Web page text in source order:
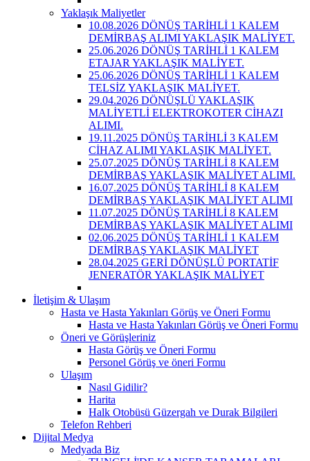
Yaklaşık Maliyetler
10.08.2026 DÖNÜŞ TARİHLİ 1 KALEM
DEMİRBAŞ ALIMI YAKLAŞIK MALİYET.
25.06.2026 DÖNÜŞ TARİHLİ 1 KALEM
ETAJAR YAKLAŞIK MALİYET.
25.06.2026 DÖNÜŞ TARİHLİ 1 KALEM
TELSİZ YAKLAŞIK MALİYET.
29.04.2026 DÖNÜŞLÜ YAKLAŞIK
MALİYETLİ ELEKTROKOTER CİHAZI
ALIMI.
19.11.2025 DÖNÜŞ TARİHLİ 3 KALEM
CİHAZ ALIMI YAKLAŞIK MALİYET.
25.07.2025 DÖNÜŞ TARİHLİ 8 KALEM
DEMİRBAŞ YAKLAŞIK MALİYET ALIMI.
16.07.2025 DÖNÜŞ TARİHLİ 8 KALEM
DEMİRBAŞ YAKLAŞIK MALİYET ALIMI
11.07.2025 DÖNÜŞ TARİHLİ 8 KALEM
DEMİRBAŞ YAKLAŞIK MALİYET ALIMI
02.06.2025 DÖNÜŞ TARİHLİ 1 KALEM
DEMİRBAŞ YAKLAŞIK MALİYET
28.04.2025 GERİ DÖNÜŞLÜ PORTATİF
JENERATÖR YAKLAŞIK MALİYET
İletişim & Ulaşım
Hasta ve Hasta Yakınları Görüş ve Öneri Formu
Hasta ve Hasta Yakınları Görüş ve Öneri Formu
Öneri ve Görüşleriniz
Hasta Görüş ve Öneri Formu
Personel Görüş ve öneri Formu
Ulaşım
Nasıl Gidilir?
Harita
Halk Otobüsü Güzergah ve Durak Bilgileri
Telefon Rehberi
Dijital Medya
Medyada Biz